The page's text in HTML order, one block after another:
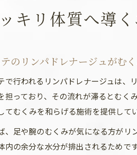
キリ体質へ導
のリンパドレナージュがむ
で行われるリンパドレナージュは、
担っており、その流れが滞るとむく
てむくみを和らげる施術を提供してい
、足や腕のむくみが気になる方がリ
内の余分な水分が排出されるためで